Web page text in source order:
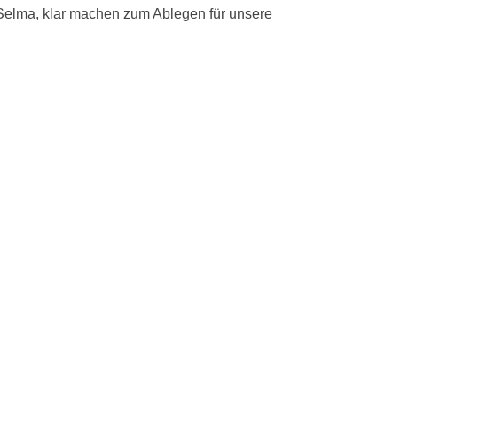
klar machen zum Ablegen für unsere